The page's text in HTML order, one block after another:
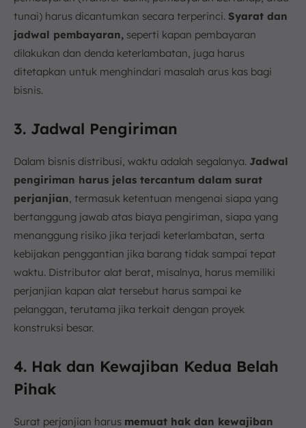
tunai) harus dicantumkan secara terperinci. Syarat dan
jadwal pembayaran, seperti kapan pembayaran
dilakukan dan denda keterlambatan, juga harus
ditetapkan untuk menghindari masalah arus kas bagi
bisnis.
3. Jadwal Pengiriman
Dalam bisnis distribusi, waktu adalah segalanya. Jadwal
pengiriman harus jelas tercantum dalam surat
perjanjian, termasuk ketentuan mengenai siapa yang
bertanggung jawab atas biaya pengiriman, siapa yang
menanggung risiko jika terjadi keterlambatan, serta
kebijakan penggantian jika barang tidak sampai tepat
waktu. Distributor alat berat, misalnya, harus memiliki
perjanjian kapan alat tersebut harus sampai ke
pelanggan, terutama jika terkait dengan proyek
konstruksi besar.
4. Hak dan Kewajiban Kedua Belah
Pihak
Surat perjanjian harus memuat hak dan kewajiban